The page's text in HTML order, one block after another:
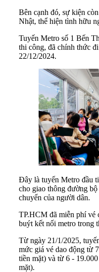
Bên cạnh đó, sự kiện
Nhật, thể hiện tình hữu
Tuyến Metro số 1 Bến
thi công, đã chính thức
22/12/2024.
Đây là tuyến Metro đầu
cho giao thông đường
chuyển của người dân.
TP.HCM đã miễn phí vé
buýt kết nối metro trong
Từ ngày 21/1/2025,
mức giá vé dao động từ
tiền mặt) và từ 6 -
mặt).